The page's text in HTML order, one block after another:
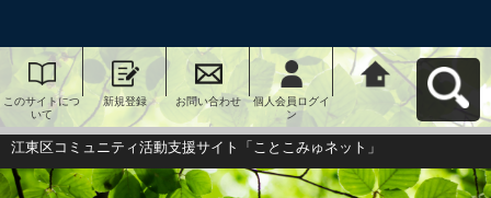
このサイトにつ
いて
新規登録 お問い合わせ
個人会員ログイ
ン
江東区コミュニ
ティ活動支援サ
イト「ことこみ
ゅネット」へ戻
る
江東区コミュニティ活動支援サイト「ことこみゅネット」